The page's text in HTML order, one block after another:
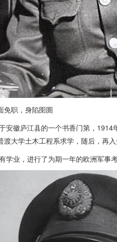
免职，身陷囹圄
安徽庐江县的一个书香门第，
渡大学土木工程系求学，随后，再入
学业，进行了为期一年的欧洲军事考